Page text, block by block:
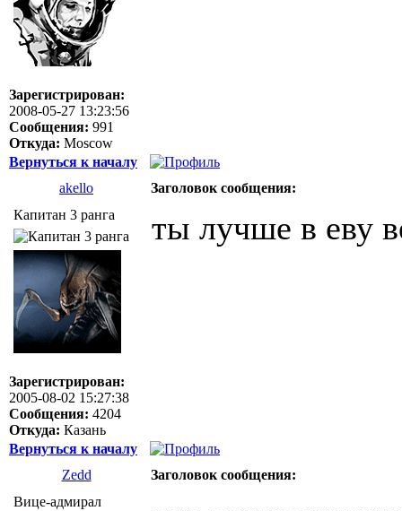
Зарегистрирован:
2008-05-27 13:23:56
Сообщения: 991
Откуда: Moscow
Вернуться к началу
akello
Заголовок сообщения:
Капитан 3 ранга
Зарегистрирован:
2005-08-02 15:27:38
Сообщения: 4204
Откуда: Казань
ты лучше в еву
Вернуться к началу
Zedd
Заголовок сообщения:
Вице-адмирал